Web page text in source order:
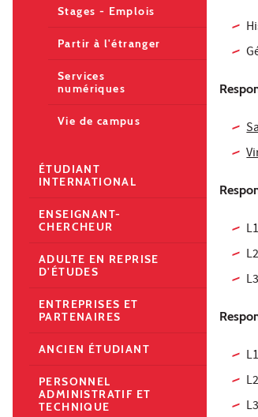
Stages - Emplois
Partir à l'étranger
Services
numériques
Vie de campus
ÉTUDIANT
INTERNATIONAL
ENSEIGNANT-
CHERCHEUR
ADULTE EN REPRISE
D'ÉTUDES
ENTREPRISES ET
PARTENAIRES
ANCIEN ÉTUDIANT
PERSONNEL
ADMINISTRATIF ET
TECHNIQUE